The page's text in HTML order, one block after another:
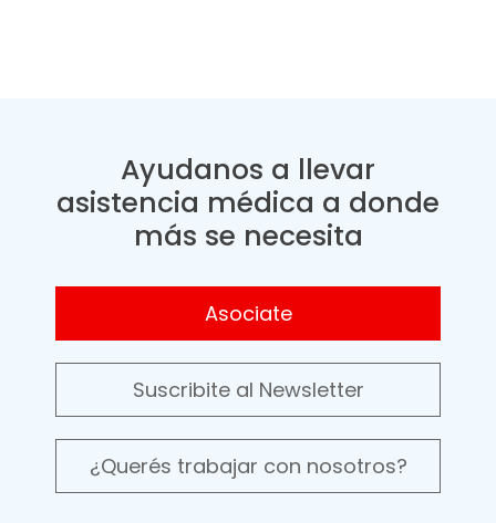
Ayudanos a llevar
asistencia médica a donde
más se necesita
Asociate
Suscribite al Newsletter
¿Querés trabajar con nosotros?